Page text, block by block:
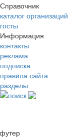
Справочник
каталог организаций
госты
Информация
контакты
реклама
подписка
правила сайта
разделы
поиск
футер